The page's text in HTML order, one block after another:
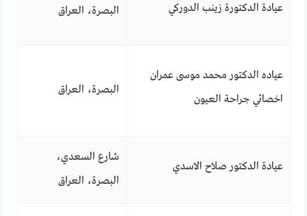
عيادة الدكتورة زينب الدوركي البصرة، العراق
عياده الدكتور محمد موسى عمران
اخصائي جراحة العيون
البصرة، العراق
عيادة الدكتور صلاح الاسدي
شارع السعدي،
البصرة، العراق